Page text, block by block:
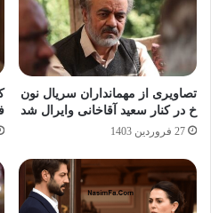
تصاویری از مهمانداران سریال نون
خ در کنار سعید آقاخانی وایرال شد
27 فروردین 1403